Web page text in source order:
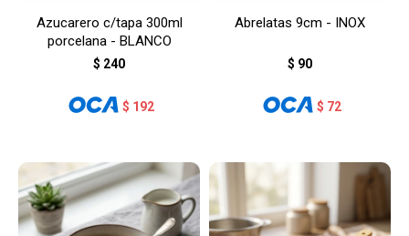
Azucarero c/tapa 300ml
porcelana - BLANCO
$ 240
$ 192
Abrelatas 9cm - INOX
$ 90
$ 72